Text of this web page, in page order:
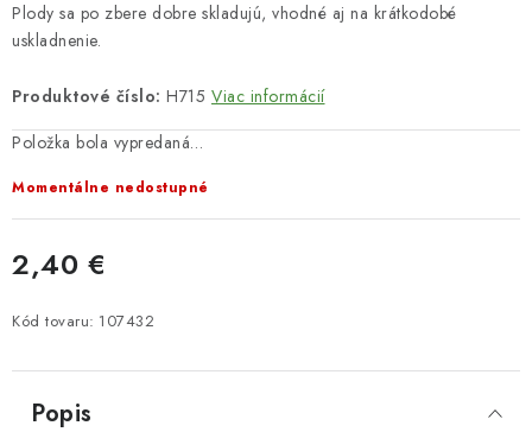
Plody sa po zbere dobre skladujú, vhodné aj na krátkodobé
uskladnenie.
Produktové číslo: H715 Viac informácií
Položka bola vypredaná…
Momentálne nedostupné
2,40 €
Kód tovaru: 107432
Popis